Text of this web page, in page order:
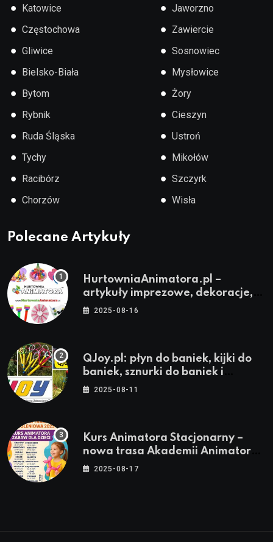
● Katowice
● Częstochowa
● Gliwice
● Bielsko-Biała
● Bytom
● Rybnik
● Ruda Śląska
● Tychy
● Racibórz
● Chorzów
● Jaworzno
● Zawiercie
● Sosnowiec
● Mysłowice
● Żory
● Cieszyn
● Ustroń
● Mikołów
● Szczyrk
● Wisła
Polecane Artykuły
HurtowniaAnimatora.pl –
artykuły imprezowe, dekoracje,
stroje i akcesoria dla animatorów
2025-08-16
QJoy.pl: płyn do baniek, kijki do
baniek, sznurki do baniek i
zestawy do baniek
2025-08-11
Kurs Animatora Stacjonarny –
nowa trasa Akademii Animatora
– jesień 2025
2025-08-17